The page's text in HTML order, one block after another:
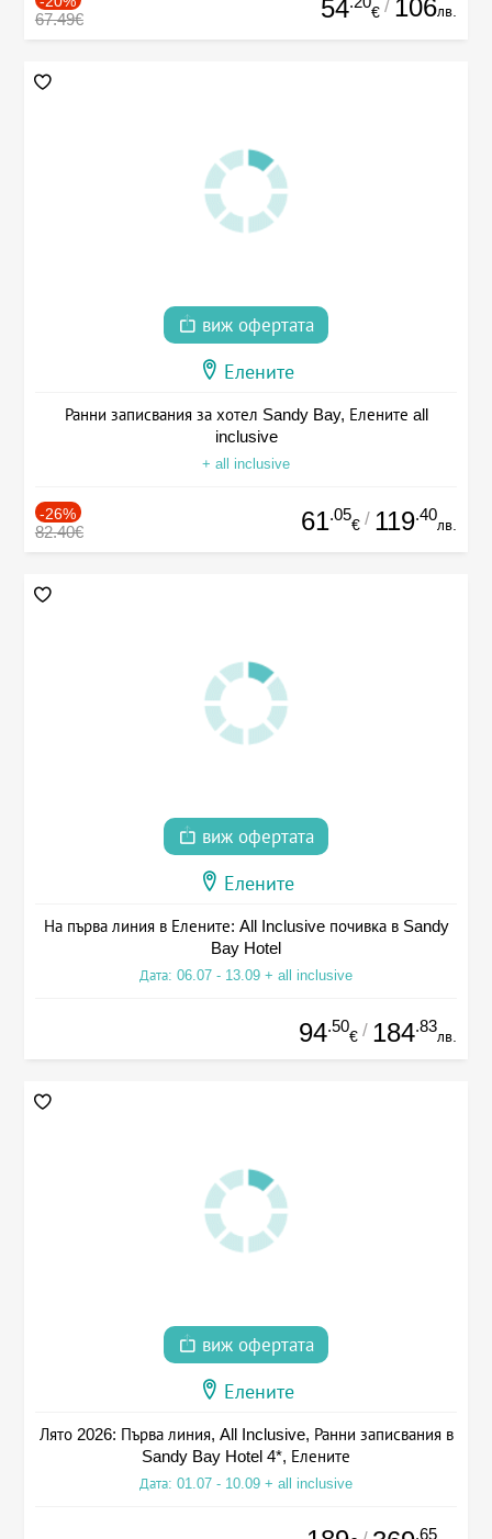
67.49€ 54 € / 106лв.
виж офертата
Елените
Ранни записвания за хотел Sandy Bay, Елените all
inclusive
+ all inclusive
-26%
82.40€ 61.05
€ / 119.40
лв.
виж офертата
Елените
На първа линия в Елените: All Inclusive почивка в Sandy
Bay Hotel
Дата: 06.07 - 13.09 + all inclusive
94.50
€ / 184.83
лв.
виж офертата
Елените
Лято 2026: Първа линия, All Inclusive, Ранни записвания в
Sandy Bay Hotel 4*, Елените
Дата: 01.07 - 10.09 + all inclusive
.65